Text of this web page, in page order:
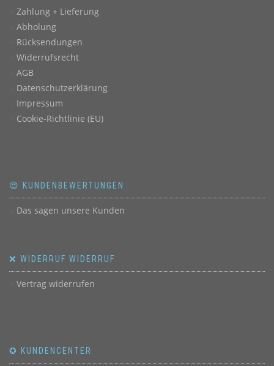
Zahlung + Lieferung
Abholung
Rücksendungen
Widerrufsrecht
AGB
Datenschutzerklärung
Impressum
Cookie-Richtlinie (EU)
😍 KUNDENBEWERTUNGEN
Das sagen unsere Kunden
❌ WIDERRUF WIDERRUF
Vertrag widerrufen
✪ KUNDENCENTER